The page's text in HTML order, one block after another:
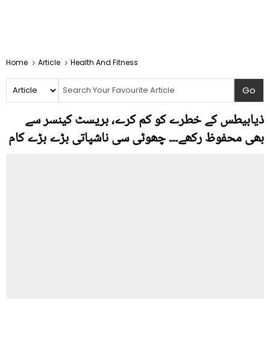
Home Article Health And Fitness
ذیابیطس کے خطرے کو کم کرے، بریسٹ کینسر سے
بھی محفوظ رکھے۔۔۔ چھوٹی سی ناشپاتی بڑے بڑے کام